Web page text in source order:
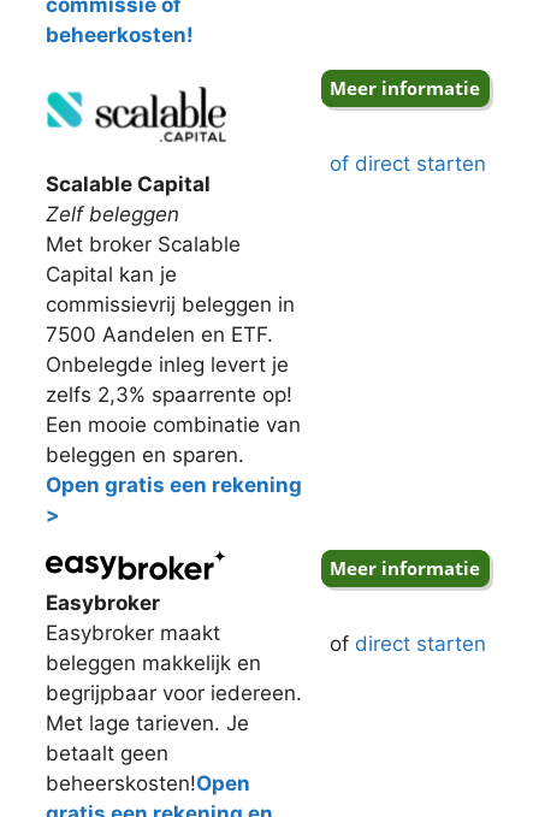
commissie of
beheerkosten!
Scalable Capital
Zelf beleggen
Met broker Scalable
Capital kan je
commissievrij beleggen in
7500 Aandelen en ETF.
Onbelegde inleg levert je
zelfs 2,3% spaarrente op!
Een mooie combinatie van
beleggen en sparen.
Open gratis een rekening
>
of direct starten
Easybroker
Easybroker maakt
beleggen makkelijk en
begrijpbaar voor iedereen.
Met lage tarieven. Je
betaalt geen
beheerskosten!Open
of direct starten